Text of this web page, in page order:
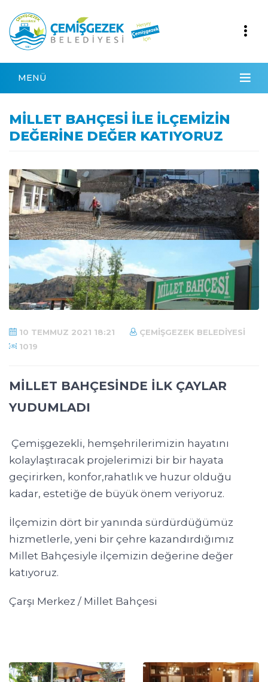
MENÜ
MİLLET BAHÇESİ İLE İLÇEMİZİN
DEĞERİNE DEĞER KATIYORUZ
10 TEMMUZ 2021 18:21
ÇEMIŞGEZEK BELEDIYESI
1019
MİLLET BAHÇESİNDE İLK ÇAYLAR
YUDUMLADI
Çemişgezekli, hemşehrilerimizin hayatını
kolaylaştıracak projelerimizi bir bir hayata
geçirirken, konfor,rahatlık ve huzur olduğu
kadar, estetiğe de büyük önem veriyoruz.
İlçemizin dört bir yanında sürdürdüğümüz
hizmetlerle, yeni bir çehre kazandırdığımız
Millet Bahçesiyle ilçemizin değerine değer
katıyoruz.
Çarşı Merkez / Millet Bahçesi